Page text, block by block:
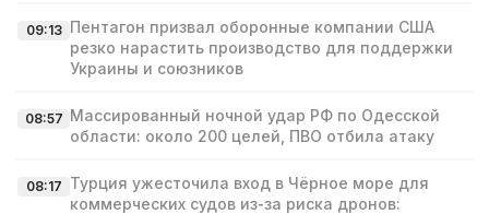
09:13 Пентагон призвал оборонные компании США
резко нарастить производство для поддержки
Украины и союзников
08:57 Массированный ночной удар РФ по Одесской
области: около 200 целей, ПВО отбила атаку
08:17 Турция ужесточила вход в Чёрное море для
коммерческих судов из‑за риска дронов: